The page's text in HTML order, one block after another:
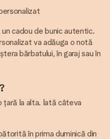
cadou de bunic autentic.
va adăuga o notă
bărbatului, în garaj sau în
țară la alta. Iată câteva
în prima duminică din